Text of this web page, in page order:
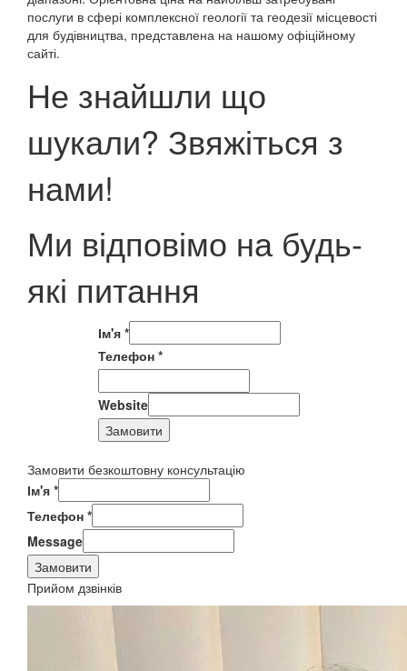
послуги в сфері комплексної геології та геодезії місцевості
для будівництва, представлена ​​на нашому офіційному
сайті.
Не знайшли що
шукали? Звяжіться з
нами!
Ми відповімо на будь-
які питання
Ім'я *
Телефон *
Website
Замовити
Замовити безкоштовну консультацію
Ім'я *
Телефон *
Message
Замовити
Прийом дзвінків